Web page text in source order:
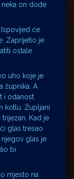
neka on dođe
će
Zaprijetio je
ostale
uho koje je
župnika. A
i odanost
kotlu. Župljani
Kad je
glas tresao
glas je
bi
mjesto na